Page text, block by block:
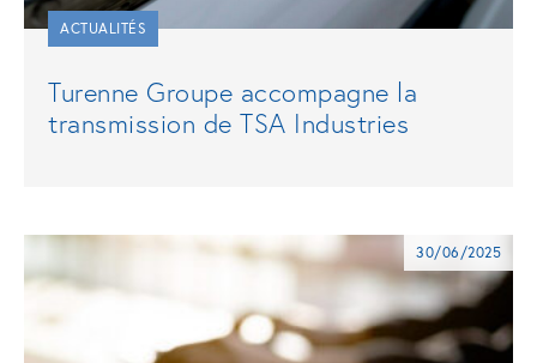
ACTUALITÉS
Turenne Groupe accompagne la
transmission de TSA Industries
30/06/2025